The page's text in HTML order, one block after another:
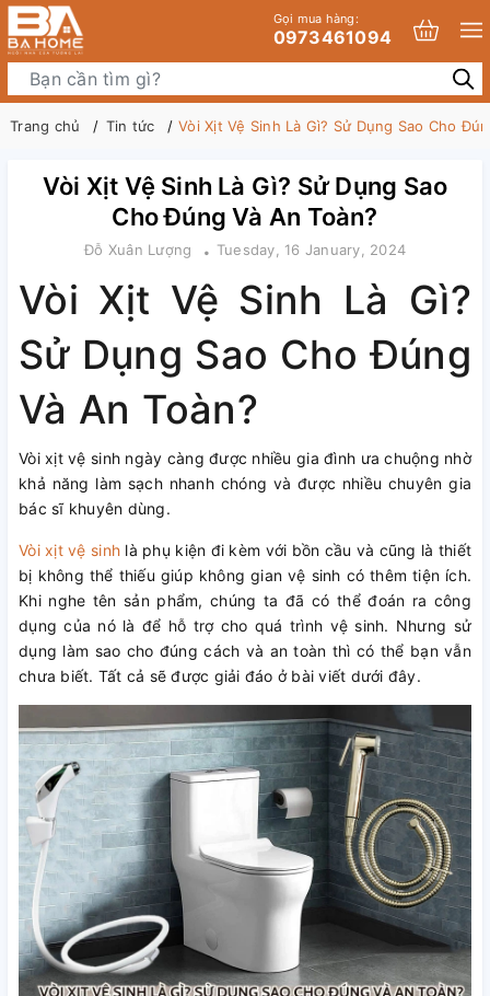
Gọi mua hàng:
0973461094
Trang chủ Tin tức Vòi Xịt Vệ Sinh Là Gì? Sử Dụng Sao Cho
Vòi Xịt Vệ Sinh Là Gì? Sử Dụng Sao
Cho Đúng Và An Toàn?
Đỗ Xuân Lượng Tuesday, 16 January, 2024
Vòi Xịt Vệ Sinh Là Gì?
Sử Dụng Sao Cho Đúng
Và An Toàn?
Vòi xịt vệ sinh ngày càng được nhiều gia đình ưa chuộng nhờ
khả năng làm sạch nhanh chóng và được nhiều chuyên gia
bác sĩ khuyên dùng.
Vòi xịt vệ sinh là phụ kiện đi kèm với bồn cầu và cũng là thiết
bị không thể thiếu giúp không gian vệ sinh có thêm tiện ích.
Khi nghe tên sản phẩm, chúng ta đã có thể đoán ra công
dụng của nó là để hỗ trợ cho quá trình vệ sinh. Nhưng sử
dụng làm sao cho đúng cách và an toàn thì có thể bạn vẫn
chưa biết. Tất cả sẽ được giải đáo ở bài viết dưới đây.